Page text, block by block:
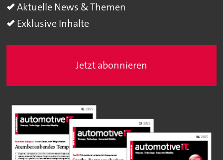
Aktuelle News & Themen
Exklusive Inhalte
Jetzt abonnieren